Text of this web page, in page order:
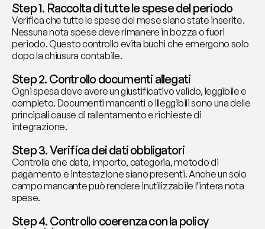
Step 1. Raccolta di tutte le spese del periodo
Verifica che tutte le spese del mese siano state inserite.
Nessuna nota spese deve rimanere in bozza o fuori
periodo. Questo controllo evita buchi che emergono solo
dopo la chiusura contabile.
Step 2. Controllo documenti allegati
Ogni spesa deve avere un giustificativo valido, leggibile e
completo. Documenti mancanti o illeggibili sono una delle
principali cause di rallentamento e richieste di
integrazione.
Step 3. Verifica dei dati obbligatori
Controlla che data, importo, categoria, metodo di
pagamento e intestazione siano presenti. Anche un solo
campo mancante può rendere inutilizzabile l’intera nota
spese.
Step 4. Controllo coerenza con la policy